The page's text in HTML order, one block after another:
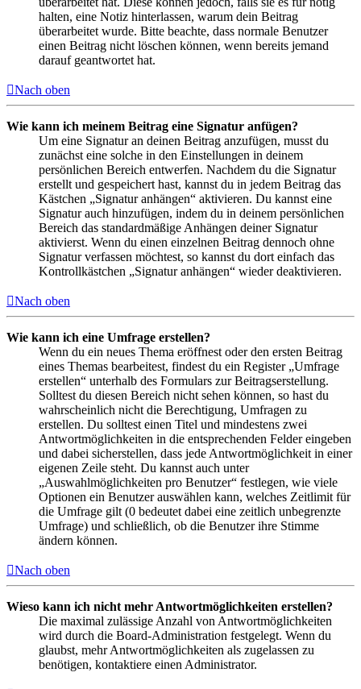
halten, eine Notiz hinterlassen, warum dein Beitrag
überarbeitet wurde. Bitte beachte, dass normale Benutzer
einen Beitrag nicht löschen können, wenn bereits jemand
darauf geantwortet hat.
Nach oben
Wie kann ich meinem Beitrag eine Signatur anfügen?
Um eine Signatur an deinen Beitrag anzufügen, musst du
zunächst eine solche in den Einstellungen in deinem
persönlichen Bereich entwerfen. Nachdem du die Signatur
erstellt und gespeichert hast, kannst du in jedem Beitrag das
Kästchen „Signatur anhängen“ aktivieren. Du kannst eine
Signatur auch hinzufügen, indem du in deinem persönlichen
Bereich das standardmäßige Anhängen deiner Signatur
aktivierst. Wenn du einen einzelnen Beitrag dennoch ohne
Signatur verfassen möchtest, so kannst du dort einfach das
Kontrollkästchen „Signatur anhängen“ wieder deaktivieren.
Nach oben
Wie kann ich eine Umfrage erstellen?
Wenn du ein neues Thema eröffnest oder den ersten Beitrag
eines Themas bearbeitest, findest du ein Register „Umfrage
erstellen“ unterhalb des Formulars zur Beitragserstellung.
Solltest du diesen Bereich nicht sehen können, so hast du
wahrscheinlich nicht die Berechtigung, Umfragen zu
erstellen. Du solltest einen Titel und mindestens zwei
Antwortmöglichkeiten in die entsprechenden Felder eingeben
und dabei sicherstellen, dass jede Antwortmöglichkeit in einer
eigenen Zeile steht. Du kannst auch unter
„Auswahlmöglichkeiten pro Benutzer“ festlegen, wie viele
Optionen ein Benutzer auswählen kann, welches Zeitlimit für
die Umfrage gilt (0 bedeutet dabei eine zeitlich unbegrenzte
Umfrage) und schließlich, ob die Benutzer ihre Stimme
ändern können.
Nach oben
Wieso kann ich nicht mehr Antwortmöglichkeiten erstellen?
Die maximal zulässige Anzahl von Antwortmöglichkeiten
wird durch die Board-Administration festgelegt. Wenn du
glaubst, mehr Antwortmöglichkeiten als zugelassen zu
benötigen, kontaktiere einen Administrator.